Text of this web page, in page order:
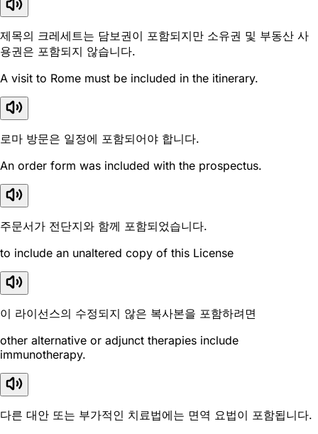
제목의 크레세트는 담보권이 포함되지만 소유권 및 부동산 사
용권은 포함되지 않습니다.
A visit to Rome must be included in the itinerary.
로마 방문은 일정에 포함되어야 합니다.
An order form was included with the prospectus.
주문서가 전단지와 함께 포함되었습니다.
to include an unaltered copy of this License
이 라이선스의 수정되지 않은 복사본을 포함하려면
other alternative or adjunct therapies include
immunotherapy.
다른 대안 또는 부가적인 치료법에는 면역 요법이 포함됩니다.